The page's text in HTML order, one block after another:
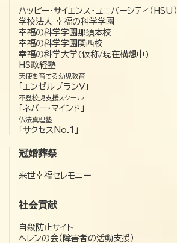
ハッピー・サイエンス・ユニバーシティ（HSU）
学校法人 幸福の科学学園
幸福の科学学園那須本校
幸福の科学学園関西校
幸福の科学大学(仮称/現在構想中)
HS政経塾
天使を育てる幼児教育
「エンゼルプランV」
不登校児支援スクール
「ネバー・マインド」
仏法真理塾
「サクセスNo.1」
冠婚葬祭
来世幸福セレモニー
社会貢献
自殺防止サイト
ヘレンの会（障害者の活動支援）